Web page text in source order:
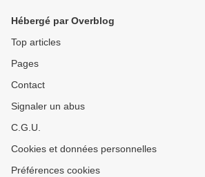
Hébergé par Overblog
Top articles
Pages
Contact
Signaler un abus
C.G.U.
Cookies et données personnelles
Préférences cookies